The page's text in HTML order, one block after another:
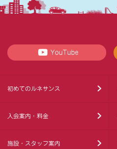
YouTube
初めてのルネサンス
入会案内・料金
施設・スタッフ案内